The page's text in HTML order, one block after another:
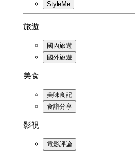
StyleMe
旅遊
國內旅遊
國外旅遊
美食
美味食記
食譜分享
影視
電影評論